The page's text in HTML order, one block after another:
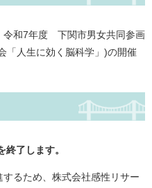
令和7年度 下関市男女共同参画
人生に効く脳科学」)の開催
了します。
るため、株式会社感性リサー